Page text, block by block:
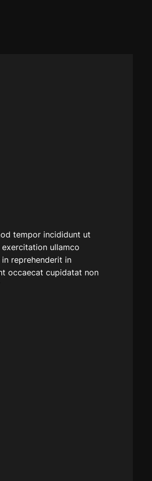
tempor incididunt ut
ullamco
reprehenderit in
occaecat cupidatat non